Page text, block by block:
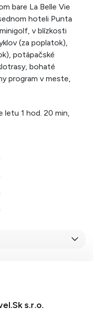
bare La Belle Vie
hoteli Punta
v blízkosti
(za poplatok),
potápačské
bohaté
program v meste,
letu 1 hod. 20 min,
s.r.o.